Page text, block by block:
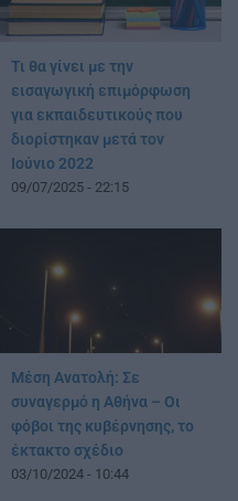
Τι θα γίνει με την
εισαγωγική επιμόρφωση
για εκπαιδευτικούς που
διορίστηκαν μετά τον
Ιούνιο 2022
09/07/2025 - 22:15
Μέση Ανατολή: Σε
συναγερμό η Αθήνα – Οι
φόβοι της κυβέρνησης, το
έκτακτο σχέδιο
03/10/2024 - 10:44